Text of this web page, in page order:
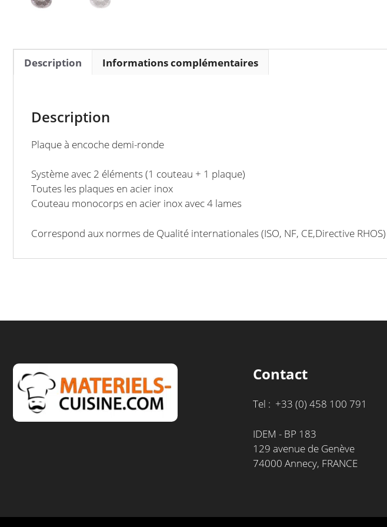
Description Informations complémentaires
Description
Plaque à encoche demi-ronde
Système avec 2 éléments (1 couteau + 1 plaque)
Toutes les plaques en acier inox
Couteau monocorps en acier inox avec 4 lames
Correspond aux normes de Qualité internationales (ISO, NF, CE,Directive RHOS)
Contact
Tel : +33 (0) 458 100 791
IDEM - BP 183
129 avenue de Genève
74000 Annecy, FRANCE